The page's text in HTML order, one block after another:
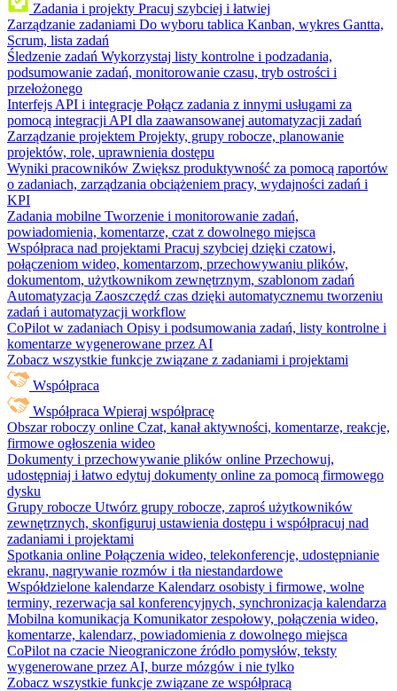
Zadania i projekty Pracuj szybciej i łatwiej
Zarządzanie zadaniami Do wyboru tablica Kanban, wykres Gantta,
Scrum, lista zadań
Śledzenie zadań Wykorzystaj listy kontrolne i podzadania,
podsumowanie zadań, monitorowanie czasu, tryb ostrości i
przełożonego
Interfejs API i integracje Połącz zadania z innymi usługami za
pomocą integracji API dla zaawansowanej automatyzacji zadań
Zarządzanie projektem Projekty, grupy robocze, planowanie
projektów, role, uprawnienia dostępu
Wyniki pracowników Zwiększ produktywność za pomocą raportów
o zadaniach, zarządzania obciążeniem pracy, wydajności zadań i
KPI
Zadania mobilne Tworzenie i monitorowanie zadań,
powiadomienia, komentarze, czat z dowolnego miejsca
Współpraca nad projektami Pracuj szybciej dzięki czatowi,
połączeniom wideo, komentarzom, przechowywaniu plików,
dokumentom, użytkownikom zewnętrznym, szablonom zadań
Automatyzacja Zaoszczędź czas dzięki automatycznemu tworzeniu
zadań i automatyzacji workflow
CoPilot w zadaniach Opisy i podsumowania zadań, listy kontrolne i
komentarze wygenerowane przez AI
Zobacz wszystkie funkcje związane z zadaniami i projektami
Współpraca
Współpraca Wpieraj współpracę
Obszar roboczy online Czat, kanał aktywności, komentarze, reakcje,
firmowe ogłoszenia wideo
Dokumenty i przechowywanie plików online Przechowuj,
udostępniaj i łatwo edytuj dokumenty online za pomocą firmowego
dysku
Grupy robocze Utwórz grupy robocze, zaproś użytkowników
zewnętrznych, skonfiguruj ustawienia dostępu i współpracuj nad
zadaniami i projektami
Spotkania online Połączenia wideo, telekonferencje, udostępnianie
ekranu, nagrywanie rozmów i tła niestandardowe
Współdzielone kalendarze Kalendarz osobisty i firmowe, wolne
terminy, rezerwacja sal konferencyjnych, synchronizacja kalendarza
Mobilna komunikacja Komunikator zespołowy, połączenia wideo,
komentarze, kalendarz, powiadomienia z dowolnego miejsca
CoPilot na czacie Nieograniczone źródło pomysłów, teksty
wygenerowane przez AI, burze mózgów i nie tylko
Zobacz wszystkie funkcje związane ze współpracą